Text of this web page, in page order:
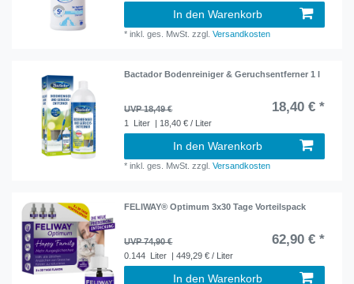
In den Warenkorb
*inkl. ges. MwSt. zzgl.Versandkosten
Bactador Bodenreiniger & Geruchsentferner 1 l
UVP 18,49 € 18,40 € *
1 Liter | 18,40 € / Liter
In den Warenkorb
*inkl. ges. MwSt. zzgl.Versandkosten
FELIWAY® Optimum 3x30 Tage Vorteilspack
UVP 74,90 € 62,90 € *
0.144 Liter | 449,29 € / Liter
In den Warenkorb